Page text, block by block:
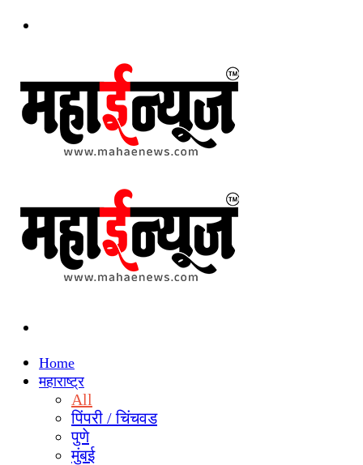
Home
महाराष्ट्र
All
पिंपरी / चिंचवड
पुणे
मुंबई